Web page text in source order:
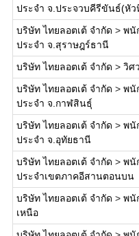
ประจำ จ.ประจวบคีรีขันธ์(หัว
บริษัท ไทยลอตเต้ จำกัด > พนั
ประจำ จ.สุราษฎร์ธานี
บริษัท ไทยลอตเต้ จำกัด > วิศ
บริษัท ไทยลอตเต้ จำกัด > พนั
ประจำ จ.กาฬสินธุ์
บริษัท ไทยลอตเต้ จำกัด > พนั
ประจำ จ.อุทัยธานี
บริษัท ไทยลอตเต้ จำกัด > พนั
ประจำเขตภาคอีสานตอนบน
บริษัท ไทยลอตเต้ จำกัด > พนั
เหนือ